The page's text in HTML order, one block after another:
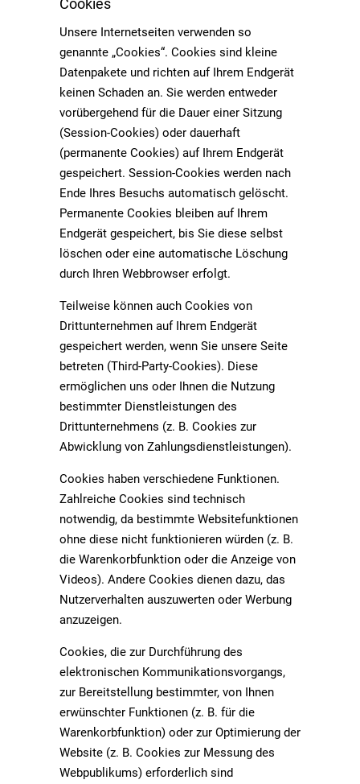
Cookies
Unsere Internetseiten verwenden so
genannte „Cookies“. Cookies sind kleine
Datenpakete und richten auf Ihrem Endgerät
keinen Schaden an. Sie werden entweder
vorübergehend für die Dauer einer Sitzung
(Session-Cookies) oder dauerhaft
(permanente Cookies) auf Ihrem Endgerät
gespeichert. Session-Cookies werden nach
Ende Ihres Besuchs automatisch gelöscht.
Permanente Cookies bleiben auf Ihrem
Endgerät gespeichert, bis Sie diese selbst
löschen oder eine automatische Löschung
durch Ihren Webbrowser erfolgt.
Teilweise können auch Cookies von
Drittunternehmen auf Ihrem Endgerät
gespeichert werden, wenn Sie unsere Seite
betreten (Third-Party-Cookies). Diese
ermöglichen uns oder Ihnen die Nutzung
bestimmter Dienstleistungen des
Drittunternehmens (z. B. Cookies zur
Abwicklung von Zahlungsdienstleistungen).
Cookies haben verschiedene Funktionen.
Zahlreiche Cookies sind technisch
notwendig, da bestimmte Websitefunktionen
ohne diese nicht funktionieren würden (z. B.
die Warenkorbfunktion oder die Anzeige von
Videos). Andere Cookies dienen dazu, das
Nutzerverhalten auszuwerten oder Werbung
anzuzeigen.
Cookies, die zur Durchführung des
elektronischen Kommunikationsvorgangs,
zur Bereitstellung bestimmter, von Ihnen
erwünschter Funktionen (z. B. für die
Warenkorbfunktion) oder zur Optimierung der
Website (z. B. Cookies zur Messung des
Webpublikums) erforderlich sind